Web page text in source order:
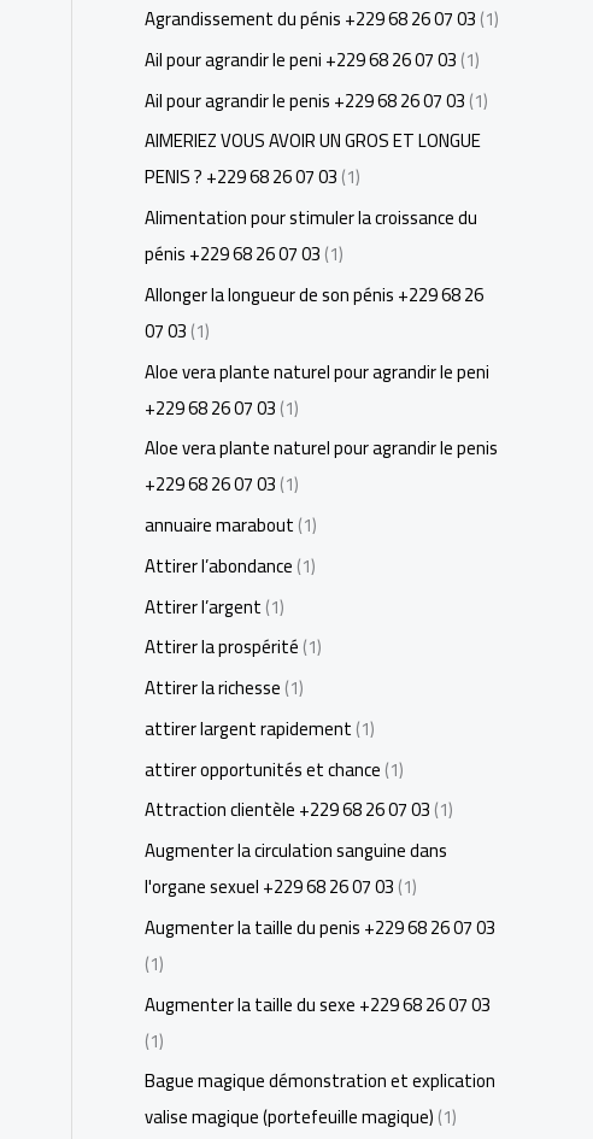
Agrandissement du pénis +229 68 26 07 03(1)
Ail pour agrandir le peni +229 68 26 07 03(1)
Ail pour agrandir le penis +229 68 26 07 03(1)
AIMERIEZ VOUS AVOIR UN GROS ET LONGUE
PENIS ? +229 68 26 07 03(1)
Alimentation pour stimuler la croissance du
pénis +229 68 26 07 03(1)
Allonger la longueur de son pénis +229 68 26
07 03(1)
Aloe vera plante naturel pour agrandir le peni
+229 68 26 07 03(1)
Aloe vera plante naturel pour agrandir le penis
+229 68 26 07 03(1)
annuaire marabout(1)
Attirer l’abondance(1)
Attirer l’argent(1)
Attirer la prospérité(1)
Attirer la richesse(1)
attirer largent rapidement(1)
attirer opportunités et chance(1)
Attraction clientèle +229 68 26 07 03(1)
Augmenter la circulation sanguine dans
l'organe sexuel +229 68 26 07 03(1)
Augmenter la taille du penis +229 68 26 07 03
(1)
Augmenter la taille du sexe +229 68 26 07 03
(1)
Bague magique démonstration et explication
valise magique (portefeuille magique)(1)